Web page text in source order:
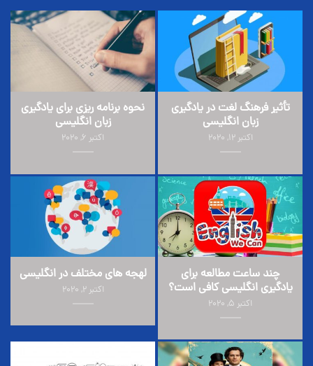
تأثیر فرهنگ لغت در یادگیری
زبان انگلیسی
اکتبر 12, 2020
نحوه برنامه ریزی برای یادگیری
زبان انگلیسی
اکتبر 6, 2020
چند ساعت مطالعه برای
یادگیری انگلیسی کافی است؟
اکتبر 5, 2020
لهجه های مختلف در انگلیسی
اکتبر 2, 2020